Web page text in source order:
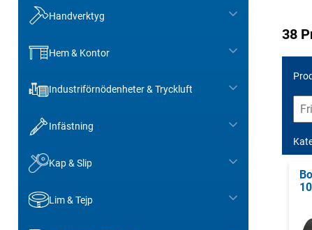
Handverktyg
Hem & Kontor
Industriförnödenheter & Tryckluft
Infästning
Kap & Slip
Lim & Tejp
38